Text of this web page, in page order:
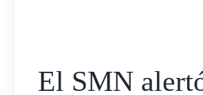
El SMN